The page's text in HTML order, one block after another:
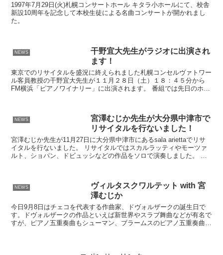
1997年7月29日(火)札幌コンサートホール キタラ小ホールにて、校舎
新設10周年を記念して本校生徒による名曲コンサートが開かれまし
た。
NEWS
干野宜大先生がラジオに出演され
ます！
東京でのリサイタルを盛況に終えられました札幌コンセルヴァトワー
ル客員教授の干野宜大先生が１１月２８日（土）１８：４５分から
FM横浜「ピアノワイナリー」に出演されます。 番組では先日のホロ
NEWS
宮澤むじか先生が大分県中津市で
リサイタルを行ないました！
宮澤むじか先生が11月27日に大分県中津市にあるsala ariettaでリサ
イタルを行ないました。 リサイタルではスカルラッティやモーツァ
ルト、ショパン、ドビュッシなどの作品をソロで演奏しました。 ま
NEWS
ヴィルタスクワルテット with 宮
澤むじか
今日9月8日はチェコを代表する作曲家、ドヴォルザークの誕生日で
す。ドヴォルザークの作品といえば新世界やスラブ舞曲などが有名で
すが、ピアノ五重奏曲もシューマン、ブラームスのピアノ五重奏曲と